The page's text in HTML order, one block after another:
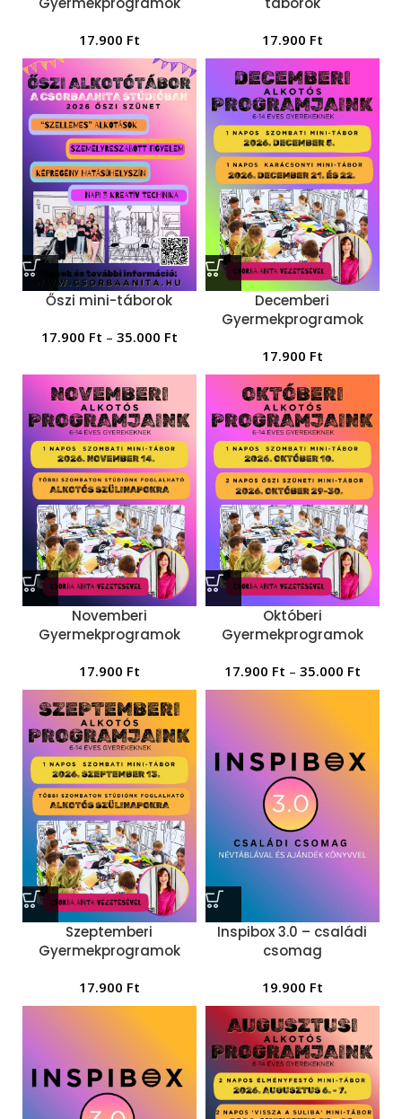
17.900 Ft 17.900 Ft
Őszi mini-táborok
17.900 Ft – 35.000 Ft
Decemberi
Gyermekprogramok
17.900 Ft
Novemberi
Gyermekprogramok
17.900 Ft
Októberi
Gyermekprogramok
17.900 Ft – 35.000 Ft
Szeptemberi
Gyermekprogramok
17.900 Ft
Inspibox 3.0 – családi
csomag
19.900 Ft